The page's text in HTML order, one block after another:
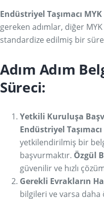
Endüstriyel Taşımacı
gereken adımlar, diğer
standardize edilmiş bir
Adım Adım
Süreci:
Yetkili Kuruluşa
Endüstriyel Taşımacı
yetkilendirilmiş bir
başvurmaktır. Özgül
güvenilir ve hızlı
Gerekli Evrakların
bilgileri ve varsa